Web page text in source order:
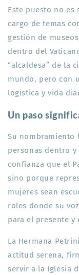
Este puesto no es
cargo de temas
gestión de
dentro del
“alcaldesa” de la
mundo, pero con
logística y vida
Un paso
Su nombramiento
personas dentro
confianza que el
sino porque
mujeres sean
roles donde su
para el presente
La Hermana
actitud serena,
servir a la Iglesia